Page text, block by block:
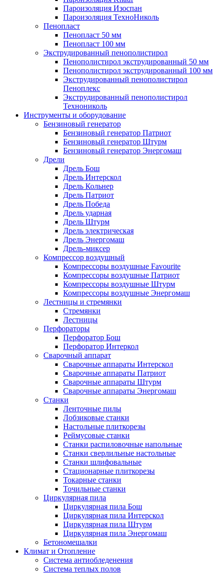
Пароизоляция Изоспан
Пароизоляция ТехноНиколь
Пенопласт
Пенопласт 50 мм
Пенопласт 100 мм
Экструдированный пенополистирол
Пенополистирол экструдированный 50 мм
Пенополистирол экструдированный 100 мм
Экструдированный пенополистирол
Пеноплекс
Экструдированный пенополистирол
Технониколь
Инструменты и оборудование
Бензиновый генератор
Бензиновый генератор Патриот
Бензиновый генератор Штурм
Бензиновый генератор Энергомаш
Дрели
Дрель Бош
Дрель Интерскол
Дрель Кольнер
Дрель Патриот
Дрель Победа
Дрель ударная
Дрель Штурм
Дрель электрическая
Дрель Энергомаш
Дрель-миксер
Компрессор воздушный
Компрессоры воздушные Favourite
Компрессоры воздушные Патриот
Компрессоры воздушные Штурм
Компрессоры воздушные Энергомаш
Лестницы и стремянки
Стремянки
Лестницы
Перфораторы
Перфоратор Бош
Перфоратор Интеркол
Сварочный аппарат
Сварочные аппараты Интерскол
Сварочные аппараты Патриот
Сварочные аппараты Штурм
Сварочные аппараты Энергомаш
Станки
Ленточные пилы
Лобзиковые станки
Настольные плиткорезы
Реймусовые станки
Станки распиловочные напольные
Станки сверлильные настольные
Станки шлифовальные
Стационарные плиткорезы
Токарные станки
Точильные станки
Циркулярная пила
Циркулярная пила Бош
Циркулярная пила Интерскол
Циркулярная пила Штурм
Циркулярная пила Энергомаш
Бетономешалки
Климат и Отопление
Система антиобледенения
Система теплых полов